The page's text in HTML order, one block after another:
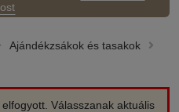
Ajándékzsákok és tasakok
Válasszanak aktuális